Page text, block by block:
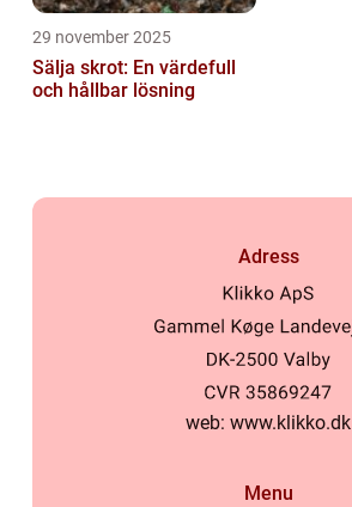
29 november 2025
Sälja skrot: En värdefull
och hållbar lösning
Adress
web: www.klikko.dk
Menu